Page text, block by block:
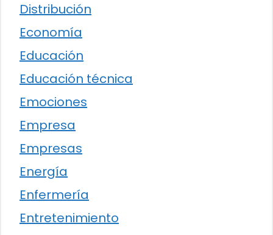
Distribución
Economía
Educación
Educación técnica
Emociones
Empresa
Empresas
Energía
Enfermería
Entretenimiento